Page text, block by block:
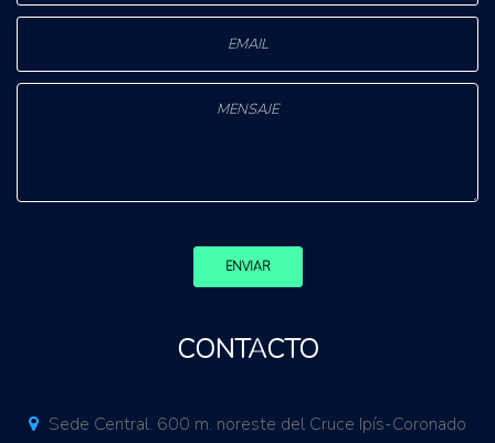
ENVIAR
CONTACTO
Sede Central. 600 m. noreste del Cruce Ipís-Coronado